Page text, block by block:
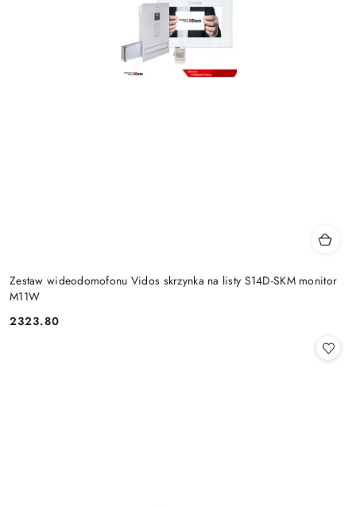
Zestaw wideodomofonu Vidos skrzynka na listy S14D-SKM monitor
M11W
Cena:
2323.80